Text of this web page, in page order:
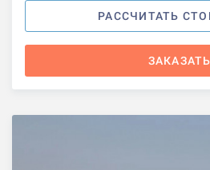
РАССЧИТАТЬ
ЗАКАЗАТЬ